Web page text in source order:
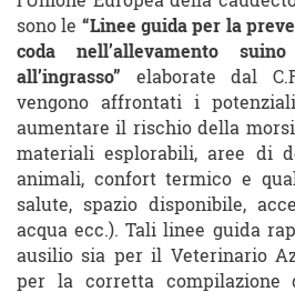
sono le “Linee guida per la
coda nell’allevamento
all’ingrasso” elaborate dal
vengono affrontati i
aumentare il rischio della
materiali esplorabili, aree di
animali, confort termico e
salute, spazio disponibile,
acqua ecc.). Tali linee guida
ausilio sia per il Veterinario
per la corretta compilazione